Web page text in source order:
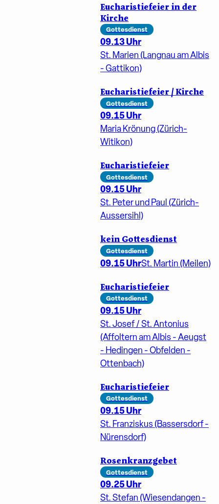
Eucharistiefeier in der
Kirche
Gottesdienst
09.13 Uhr
St. Marien (Langnau am Albis
- Gattikon)
Eucharistiefeier / Kirche
Gottesdienst
09.15 Uhr
Maria Krönung (Zürich-
Witikon)
Eucharistiefeier
Gottesdienst
09.15 Uhr
St. Peter und Paul (Zürich-
Aussersihl)
kein Gottesdienst
Gottesdienst
09.15 UhrSt. Martin (Meilen)
Eucharistiefeier
Gottesdienst
09.15 Uhr
St. Josef / St. Antonius
(Affoltern am Albis - Aeugst
- Hedingen - Obfelden -
Ottenbach)
Eucharistiefeier
Gottesdienst
09.15 Uhr
St. Franziskus (Bassersdorf -
Nürensdorf)
Rosenkranzgebet
Gottesdienst
09.25 Uhr
St. Stefan (Wiesendangen -